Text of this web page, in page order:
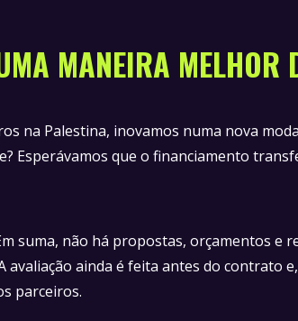
MANEIRA MELHOR
na Palestina, inovamos numa nova
Esperávamos que o financiamento
suma, não há propostas, orçamentos e
avaliação ainda é feita antes do contrato
parceiros.